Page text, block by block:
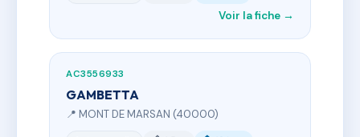
Voir la fiche →
AC3556933
GAMBETTA
📍 MONT DE MARSAN (40000)